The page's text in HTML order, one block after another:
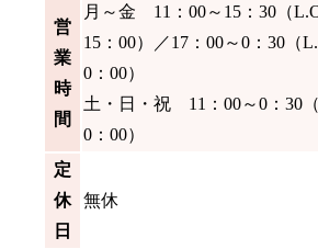
営
業
時
間
月～金 11：00～15：30（
15：00）／17：00～0：30（
0：00）
土・日・祝 11：00～0：30
0：00）
定
休
日
無休